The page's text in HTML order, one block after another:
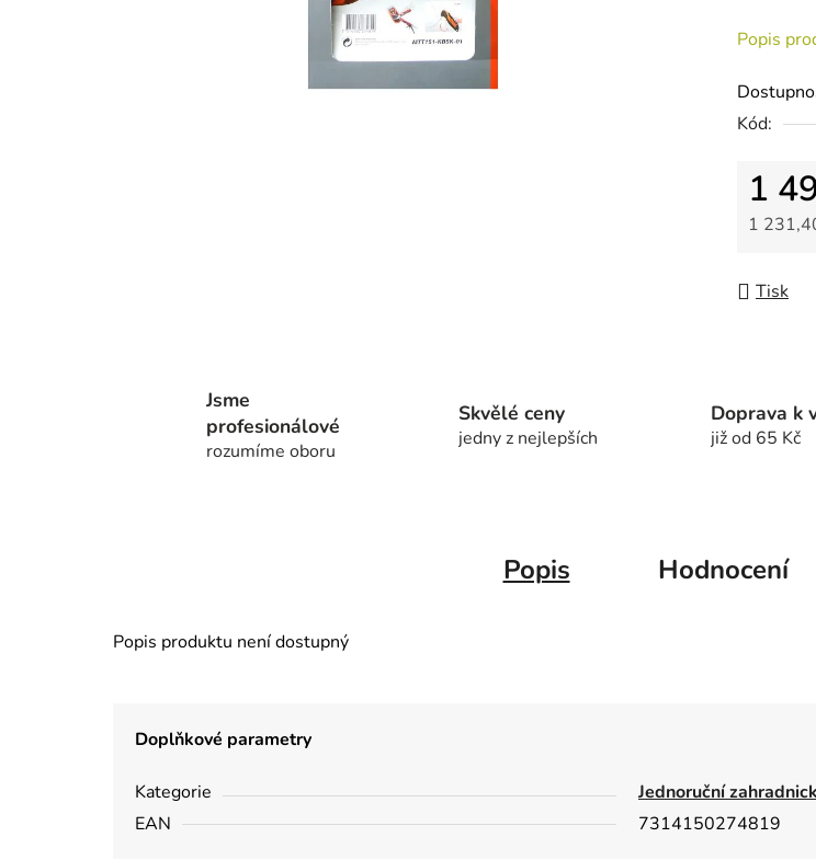
Popis
Kód:
1
1
Tisk
Jsme
profesionálové
rozumíme oboru
Skvělé ceny
jedny z nejlepších
Doprava k
již od 65 Kč
Popis Hodnocení
Popis produktu není dostupný
Doplňkové parametry
Kategorie
Jednoruční
EAN
7314150274819